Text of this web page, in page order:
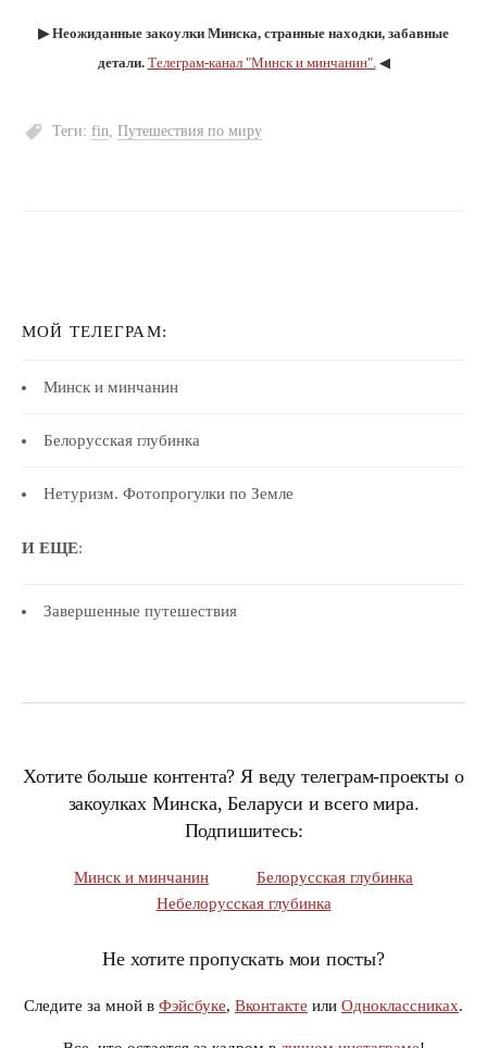
▶︎ Неожиданные закоулки Минска, странные находки, забавные
детали. Телеграм-канал "Минск и минчанин".◀︎
Теги: fin, Путешествия по миру
МОЙ ТЕЛЕГРАМ:
Минск и минчанин
Белорусская глубинка
Нетуризм. Фотопрогулки по Земле
И ЕЩЕ:
Завершенные путешествия
Хотите больше контента? Я веду телеграм-проекты о
закоулках Минска, Беларуси и всего мира.
Подпишитесь:
Минск и минчанин
Белорусская глубинка
Небелорусская глубинка
Не хотите пропускать мои посты?
Следите за мной в Фэйсбуке, Вконтакте или Одноклассниках.